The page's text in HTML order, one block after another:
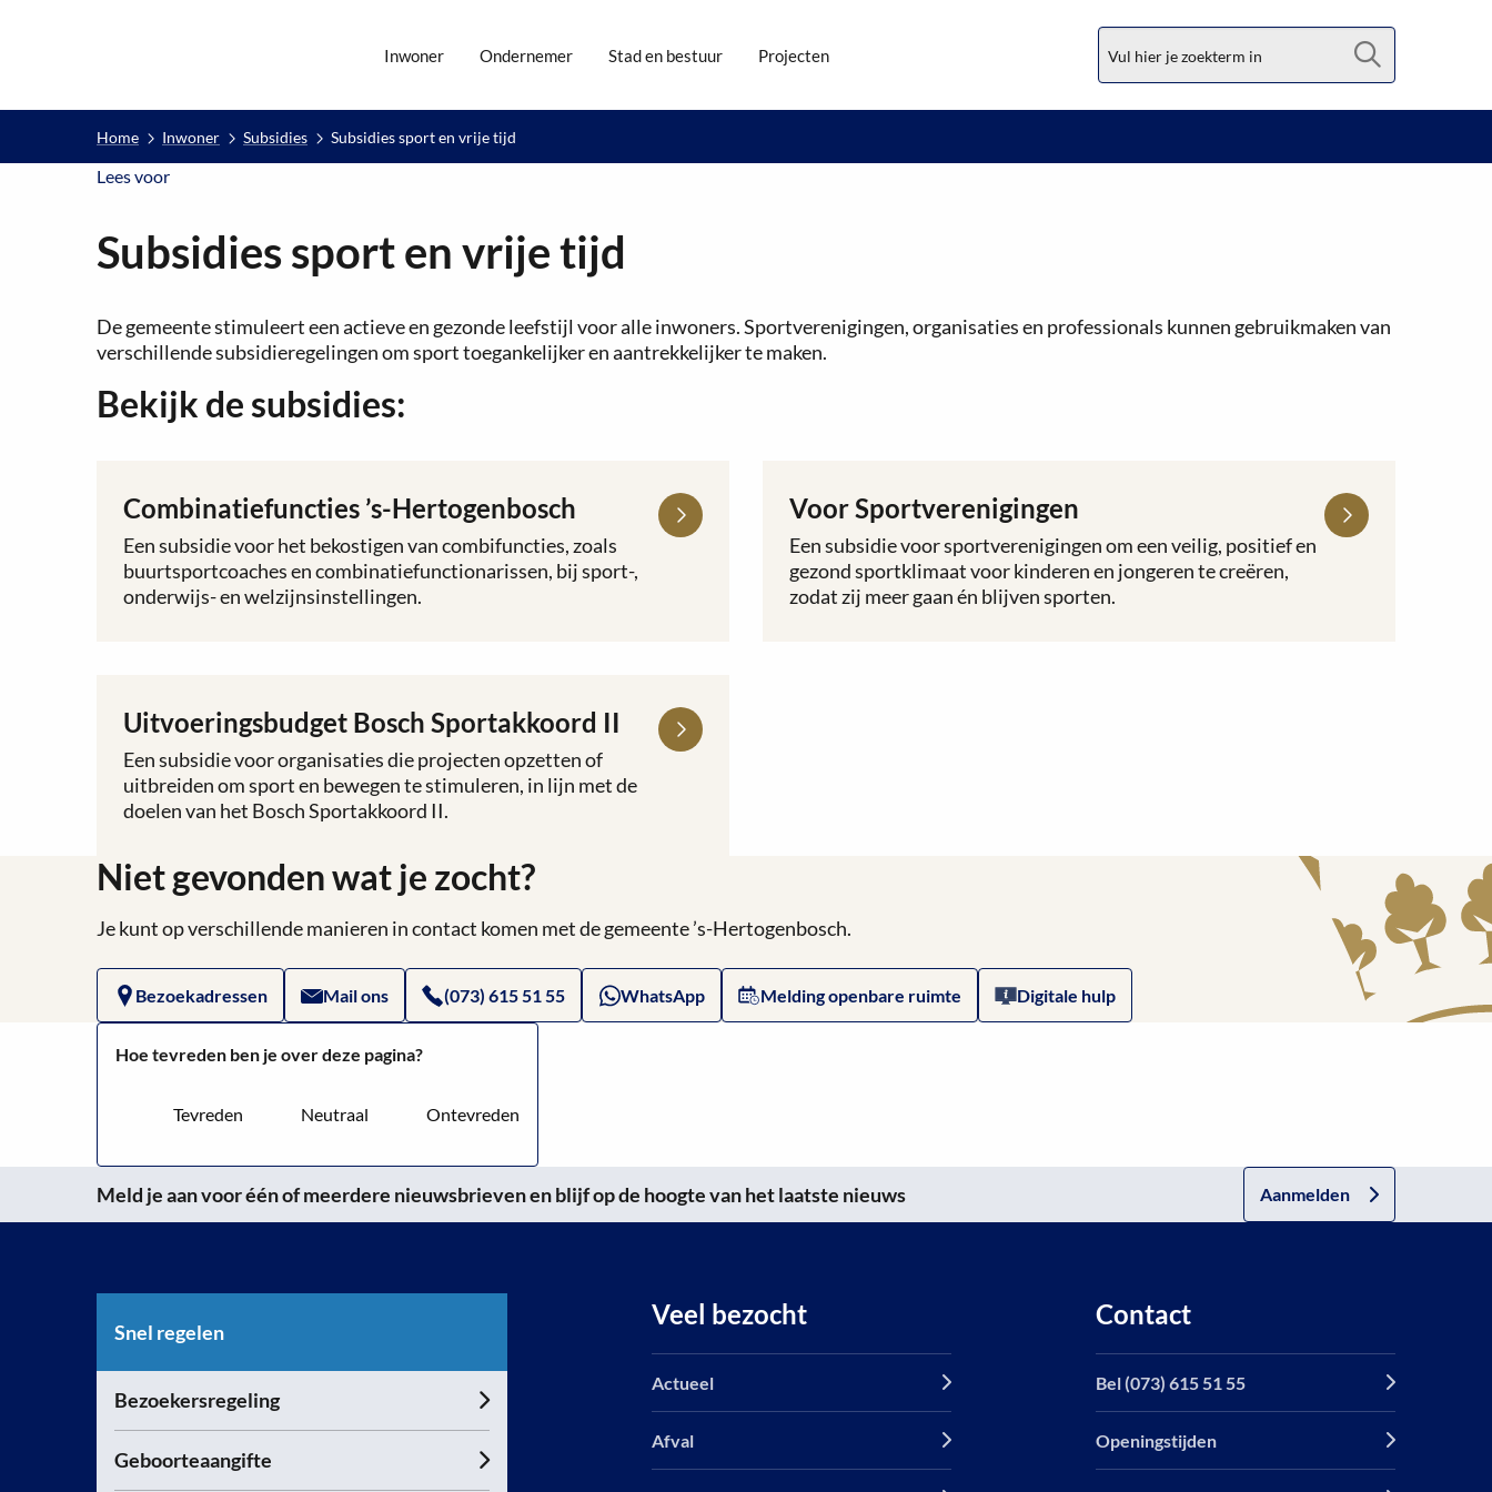
Inwoner Ondernemer Stad en bestuur Projecten
Home Inwoner Subsidies Subsidies sport en vrije tijd
Lees voorLees voor
Subsidies sport en vrije tijd
De gemeente stimuleert een actieve en gezonde leefstijl voor alle inwoners. Sportverenigingen, organisaties en professionals kunnen gebruikmaken van
verschillende subsidieregelingen om sport toegankelijker en aantrekkelijker te maken.
Bekijk de subsidies:
Combinatiefuncties ’s-Hertogenbosch
Een subsidie voor het bekostigen van combifuncties, zoals
buurtsportcoaches en combinatiefunctionarissen, bij sport-,
onderwijs- en welzijnsinstellingen.
Lees
over
Combinatiefuncties
’s-
Voor Sportverenigingen
Een subsidie voor sportverenigingen om een veilig, positief en
gezond sportklimaat voor kinderen en jongeren te creëren,
zodat zij meer gaan én blijven sporten.
Lees
over
Voor
Sportverenigingen
Uitvoeringsbudget Bosch Sportakkoord II
Een subsidie voor organisaties die projecten opzetten of
uitbreiden om sport en bewegen te stimuleren, in lijn met de
doelen van het Bosch Sportakkoord II.
Lees
over
Uitvoeringsbudget
Bosch
II
Niet gevonden wat je zocht?
Je kunt op verschillende manieren in contact komen met de gemeente ’s-Hertogenbosch.
Bezoekadressen Mail ons (073) 615 51 55 WhatsApp Melding openbare ruimte Digitale hulp
Hoe tevreden ben je over deze pagina?
Tevreden Neutraal Ontevreden
Meld je aan voor één of meerdere nieuwsbrieven en blijf op de hoogte van het laatste nieuws Aanmelden
Snel regelen
Bezoekersregeling
Geboorteaangifte
Veel bezocht
Actueel
Afval
Contact
Bel (073) 615 51 55
Openingstijden